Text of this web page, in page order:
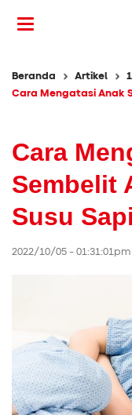
Beranda Artikel
Cara Mengatasi Anak
Cara
Sembelit
Susu Sapi
2022/10/05 -